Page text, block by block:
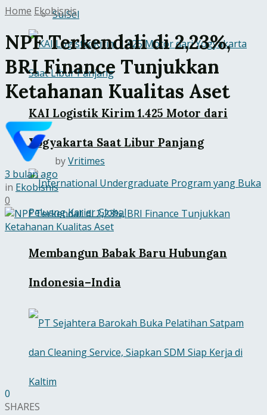
SulSel
KAI Logistik Kirim 1.425 Motor dari
Yogyakarta Saat Libur Panjang
Membangun Babak Baru Hubungan
Indonesia–India
Home Ekobisnis
NPF Terkendali di 2,23%,
BRI Finance Tunjukkan
Ketahanan Kualitas Aset
byVritimes
3 bulan ago
in Ekobisnis
0
0
SHARES